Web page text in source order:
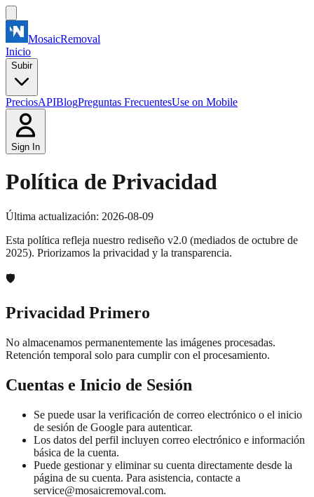
MosaicRemoval
Inicio
Subir
PreciosAPIBlogPreguntas FrecuentesUse on Mobile
Sign In
Política de Privacidad
Última actualización: 2026-08-09
Esta política refleja nuestro rediseño v2.0 (mediados de octubre de
2025). Priorizamos la privacidad y la transparencia.
🛡️
Privacidad Primero
No almacenamos permanentemente las imágenes procesadas.
Retención temporal solo para cumplir con el procesamiento.
Cuentas e Inicio de Sesión
Se puede usar la verificación de correo electrónico o el inicio
de sesión de Google para autenticar.
Los datos del perfil incluyen correo electrónico e información
básica de la cuenta.
Puede gestionar y eliminar su cuenta directamente desde la
página de su cuenta. Para asistencia, contacte a
service@mosaicremoval.com.